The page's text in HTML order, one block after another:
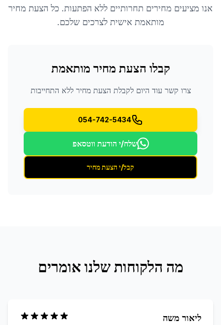
אנו מציעים מחירים תחרותיים ללא הפתעות. כל הצעת מחיר
מותאמת אישית לצרכים שלכם.
קבלו הצעת מחיר מותאמת
צרו קשר עוד היום לקבלת הצעת מחיר ללא התחייבות
054-742-5434
שלח/י הודעת ווטסאפ
קבל/י הצעת מחיר
מה הלקוחות שלנו אומרים
ליאור משה